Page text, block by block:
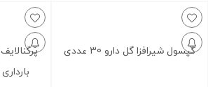
کپسول شیرافزا گل دارو 30 عددی
بارداری